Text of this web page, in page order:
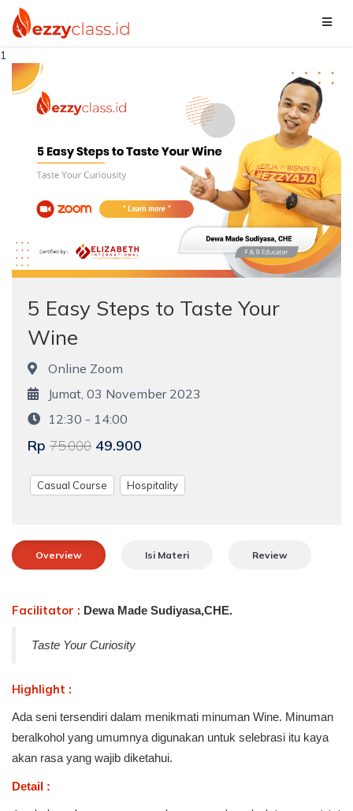
1
5 Easy Steps to Taste Your
Wine
Online Zoom
Jumat, 03 November 2023
12:30 - 14:00
Rp 75.000 49.900
Casual Course Hospitality
Overview Isi Materi Review
Facilitator : Dewa Made Sudiyasa,CHE.
Taste Your Curiosity
Highlight :
Ada seni tersendiri dalam menikmati minuman Wine. Minuman
beralkohol yang umumnya digunakan untuk selebrasi itu kaya
akan rasa yang wajib diketahui.
Detail :